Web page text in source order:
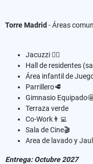
Torre Madrid - Áreas
Jacuzzi 🏊‍♂️⁣
Hall de residentes
Área infantil de
Parrillero🥩⁣
Gimnasio
Terraza verde⁣
Co-Work👨‍💻⁣
Sala de Cine🎬⁣
Area de lavado y
Entrega: Octubre 2027